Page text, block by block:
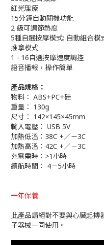
紅光理療
15分鐘自動關機功能
2 級可調節熱度
5種自選按摩模式: 自動組合
推拿模式
1 - 16自選按摩速度調控
語音播報，操作簡單
產品規格：
物料： ABS+PC+硅
重量： 130g
尺寸： 142×145×45mm
輸入電壓： USB 5V
加熱低溫：38C +／－3C
加熱高溫：42C +／－3C
充電需時：>1小時
續航時間： 4－5小時
一年保養
此產品請絕對不要與心臟起搏
子器械一同使用。